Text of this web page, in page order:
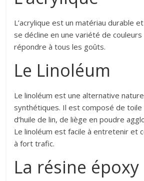
L’acrylique est un matériau durable
se décline en une variété de
répondre à tous les goûts.
Le Linoléum
Le linoléum est une alternative
synthétiques. Il est composé de
d’huile de lin, de liège en poudre
Le linoléum est facile à entretenir et
à fort trafic.
La résine époxy